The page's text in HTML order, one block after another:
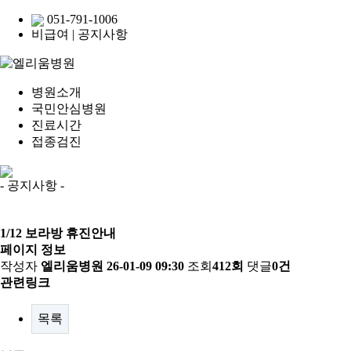
051-791-1006
비급여 | 공지사항
병원소개
국민안심병원
진료시간
접종검진
- 공지사항 -
1/12 보라방 휴진안내
페이지 정보
작성자 엘리움병원 26-01-09 09:30 조회 412회 댓글0건
관련링크
목록